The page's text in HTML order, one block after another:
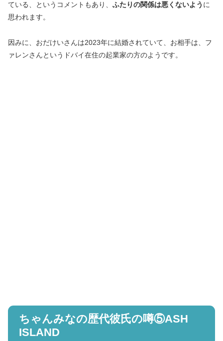
ている、というコメントもあり、 ふたりの関係は悪くないよう に
思われます。
因みに、おだけいさんは2023年に結婚されていて、お相手は、フ
ァレンさんというドバイ在住の起業家の方のようです。
ちゃんみなの歴代彼氏の噂⑤ASH
ISLAND